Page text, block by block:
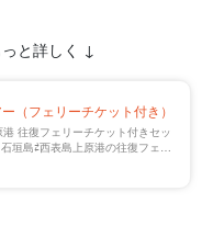
と詳しく ↓
（フェリーチケット付き）
往復フェリーチケット付きセッ
垣島⇄西表島上原港の往復フェリ